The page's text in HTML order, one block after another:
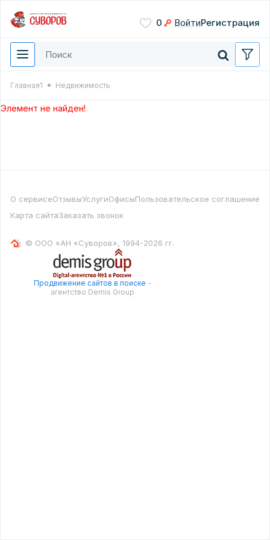
0 ВойтиРегистрация
Главная1 Недвижимость
Элемент не найден!
О сервисеОтзывыУслугиОфисыПользовательское соглашение
Карта сайтаЗаказать звонок
© ООО «АН «Суворов», 1994-2026 гг.
Продвижение сайтов в поиске -
агентство Demis Group
Введите цифры с картинки
Нажимая кнопку, вы даете
согласие на обработку
персональных данных